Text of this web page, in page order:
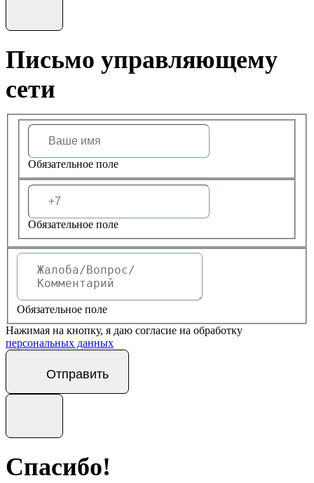
Письмо управляющему
сети
Обязательное поле
Обязательное поле
Обязательное поле
Нажимая на кнопку, я даю согласие на обработку
персональных данных
Отправить
Спасибо!